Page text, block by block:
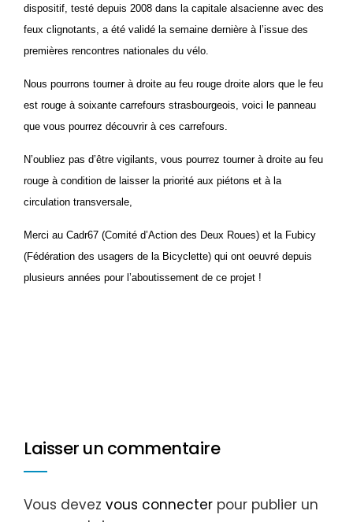
dispositif, testé depuis 2008 dans la capitale alsacienne avec des
feux clignotants, a été validé la semaine dernière à l’issue des
premières rencontres nationales du vélo.
Nous pourrons tourner à droite au feu rouge droite alors que le feu
est rouge à soixante carrefours strasbourgeois, voici le panneau
que vous pourrez découvrir à ces carrefours.
N’oubliez pas d’être vigilants, vous pourrez tourner à droite au feu
rouge à condition de laisser la priorité aux piétons et à la
circulation transversale,
Merci au Cadr67 (Comité d’Action des Deux Roues) et la Fubicy
(Fédération des usagers de la Bicyclette) qui ont oeuvré depuis
plusieurs années pour l’aboutissement de ce projet !
Laisser un commentaire
Vous devez vous connecter pour publier un